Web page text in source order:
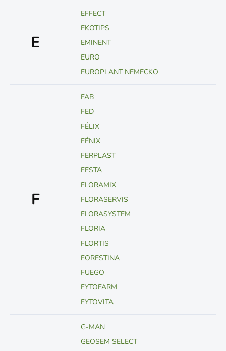
E
EFFECT
EKOTIPS
EMINENT
EURO
EUROPLANT NEMECKO
F
FAB
FED
FÉLIX
FÉNIX
FERPLAST
FESTA
FLORAMIX
FLORASERVIS
FLORASYSTEM
FLORIA
FLORTIS
FORESTINA
FUEGO
FYTOFARM
FYTOVITA
G-MAN
GEOSEM SELECT